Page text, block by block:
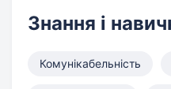
Знання і
Комунікабельність